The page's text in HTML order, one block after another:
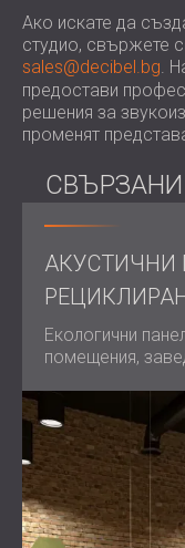
Ако искате да
студио, свържете
sales@decibel.bg.
предостави
решения за
променят
АКУСТИЧНИ
Екологични
помещения,